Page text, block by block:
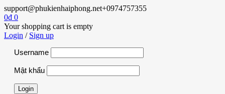
support@phukienhaiphong.net+0974757355
0₫ 0
Your shopping cart is empty
Login / Sign up
Username
Mật khẩu